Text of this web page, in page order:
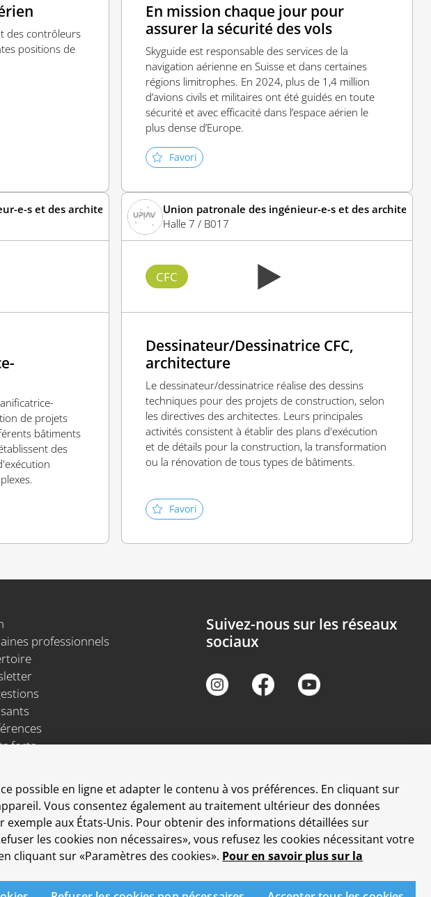
des contrôleurs
positions de
En mission chaque jour pour
assurer la sécurité des vols
Skyguide est responsable des services de la
navigation aérienne en Suisse et dans certaines
régions limitrophes. En 2024, plus de 1,4 million
d’avions civils et militaires ont été guidés en toute
sécurité et avec efficacité dans l’espace aérien le
plus dense d’Europe.
Favori
e-s et des architectes vaudois-es
de projets
bâtiments
des
Union patronale des ingénieur-e-s et des architectes
Halle 7 / B017
CFC
Dessinateur/Dessinatrice CFC,
architecture
Le dessinateur/dessinatrice réalise des dessins
techniques pour des projets de construction, selon
les directives des architectes. Leurs principales
activités consistent à établir des plans d'exécution
et de détails pour la construction, la transformation
ou la rénovation de tous types de bâtiments.
Favori
professionnels
forts
Enseignants
Suivez-nous sur les réseaux
sociaux
possible en ligne et adapter le contenu à vos préférences. En cliquant sur
Vous consentez également au traitement ultérieur des données
aux États-Unis. Pour obtenir des informations détaillées sur
les cookies non nécessaires», vous refusez les cookies nécessitant votre
cliquant sur «Paramètres des cookies». Pour en savoir plus sur la